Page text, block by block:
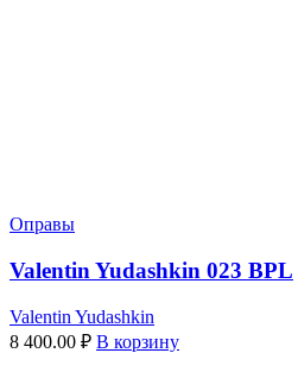
Оправы
Valentin Yudashkin 023 BPL
Valentin Yudashkin
8 400.00 ₽ В корзину